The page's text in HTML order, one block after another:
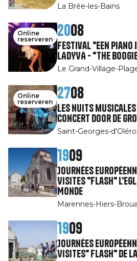
La Brée-les-Bains
Online
reserveren
2008
Festival "Een piano
LADYVA - "THE
Le Grand-Village-
Online
reserveren
2708
Les nuits
Concert door de
Saint-Georges-
1909
Journées
Visites "Flash"
Monde
Marennes-Hiers-
1909
Journées
Visites" Flash" de